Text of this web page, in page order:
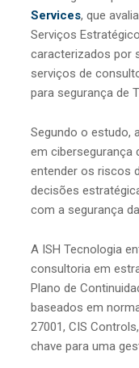
Services, que
Serviços
caracterizados por
serviços de
para segurança de
Segundo o estudo,
em cibersegurança
entender os riscos
decisões
com a segurança
A ISH Tecnologia
consultoria em
Plano de
baseados em
27001, CIS
chave para uma